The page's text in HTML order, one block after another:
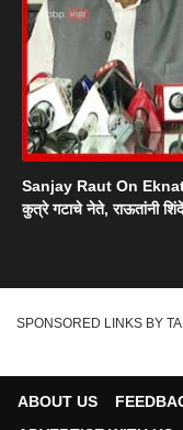
Sanjay Raut On
कुत्रे गटाचे नेते, राऊतांनी
SPONSORED LINKS BY
ABOUT US